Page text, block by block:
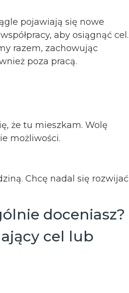
pojawiają się nowe
aby osiągnąć cel.
razem, zachowując
poza pracą.
że tu mieszkam. Wolę
możliwości.
Chcę nadal się rozwijać
doceniasz?
cel lub